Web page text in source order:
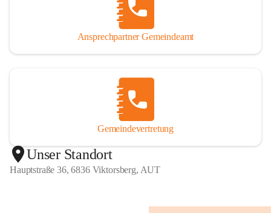
Ansprechpartner Gemeindeamt
Gemeindevertretung
Unser Standort
Hauptstraße 36, 6836 Viktorsberg, AUT